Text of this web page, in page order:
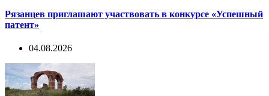
Рязанцев приглашают участвовать в конкурсе «Успешный
патент»
04.08.2026